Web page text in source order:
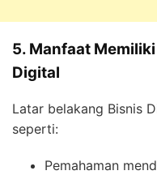
5. Manfaat
Digital
Latar belakang Bisnis
seperti:
Pemahaman